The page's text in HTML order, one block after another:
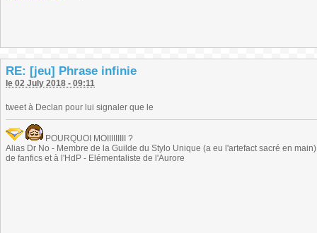
RE: [jeu] Phrase infinie
le 02 July 2018 - 09:11
tweet à Declan pour lui signaler que le
POURQUOI MOIIIIIIIII ?
Alias Dr No - Membre de la Guilde du Stylo Unique (a eu l'artefact sacré en
de fanfics et à l'HdP - Elémentaliste de l'Aurore